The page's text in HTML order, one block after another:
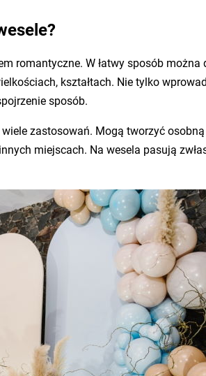
romantyczne. W łatwy sposób
kształtach. Nie tylko
sposób.
zastosowań. Mogą tworzyć
miejscach. Na wesela pasują